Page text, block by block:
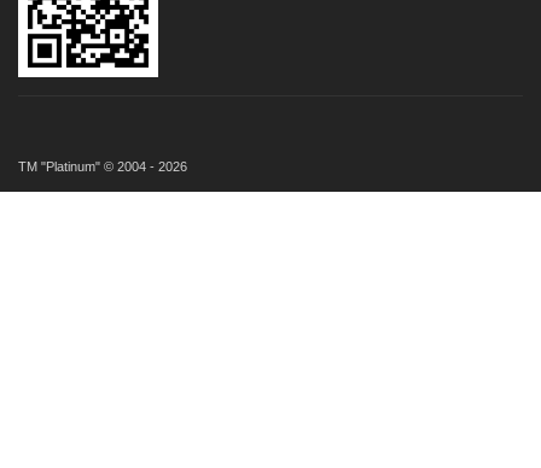
ТМ "Platinum" © 2004 - 2026